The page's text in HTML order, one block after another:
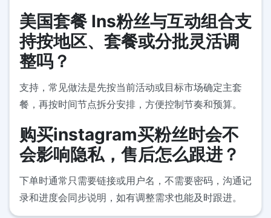
美国套餐 Ins粉丝与互动组合支
持按地区、套餐或分批灵活调
整吗？
支持，常见做法是先按当前活动或目标市场确定主套
餐，再按时间节点拆分安排，方便控制节奏和预算。
购买instagram买粉丝时会不
会影响隐私，售后怎么跟进？
下单时通常只需要链接或用户名，不需要密码，沟通记
录和进度会同步说明，如有调整需求也能及时跟进。